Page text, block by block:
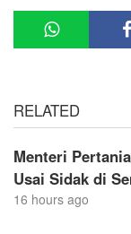
RELATED
Menteri
Usai Sidak di
16 hours ago